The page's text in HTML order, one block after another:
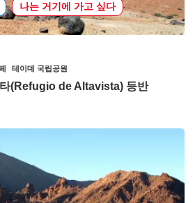
나는 거기에 가고 싶다
테이데 국립공원
(Refugio de Altavista) 등반